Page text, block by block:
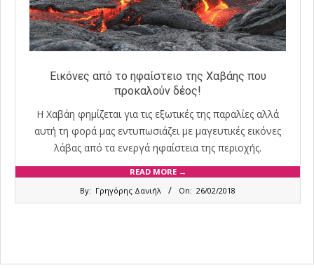
Εικόνες από το ηφαίστειο της Χαβάης που
προκαλούν δέος!
Η Χαβάη φημίζεται για τις εξωτικές της παραλίες αλλά
αυτή τη φορά μας εντυπωσιάζει με μαγευτικές εικόνες
λάβας από τα ενεργά ηφαίστεια της περιοχής.
READ MORE →
By: Γρηγόρης Δανιήλ On: 26/02/2018